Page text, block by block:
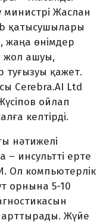
Жаслан
қатысушылары
жаңа өнімдер
жол ашуы,
туғызуы қажет.
Cerebra.AI Ltd
ойлап
келтірді.
нәтижелі
– инсультті ерте
Ол компьютерлік
орнына 5-10
арттырады. Жүйе